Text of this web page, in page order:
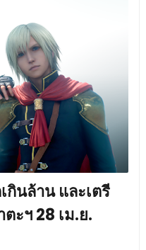
กินล้าน และเตรี
ะฯ 28 เม.ย.